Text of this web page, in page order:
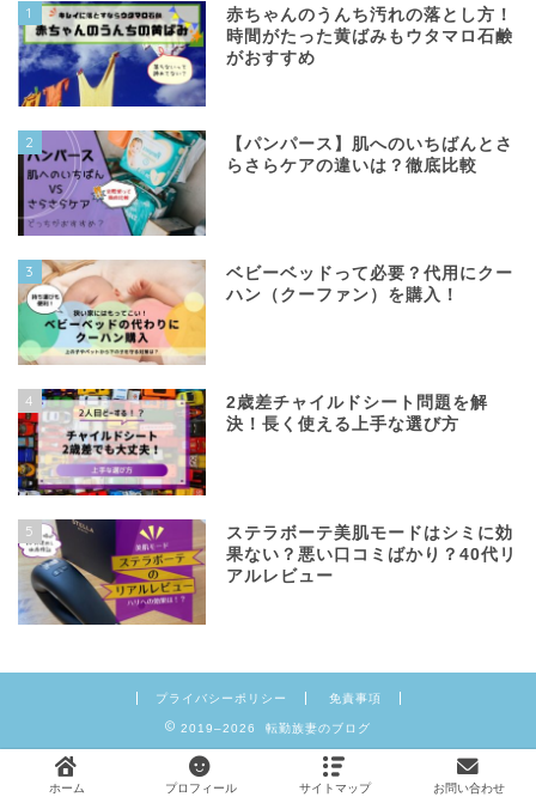
1
赤ちゃんのうんち汚れの落とし方！
時間がたった黄ばみもウタマロ石鹸
がおすすめ
2
【パンパース】肌へのいちばんとさ
らさらケアの違いは？徹底比較
3
ベビーベッドって必要？代用にクー
ハン（クーファン）を購入！
4
2歳差チャイルドシート問題を解
決！長く使える上手な選び方
5
ステラボーテ美肌モードはシミに効
果ない？悪い口コミばかり？40代リ
アルレビュー
プライバシーポリシー 免責事項
2019–2026 転勤族妻のブログ
ホーム プロフィール サイトマップ お問い合わせ